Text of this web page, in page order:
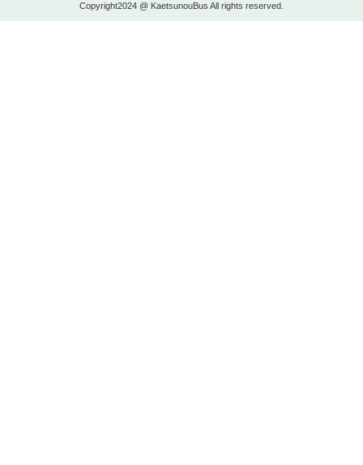
Copyright2024 @ KaetsunouBus All rights reserved.